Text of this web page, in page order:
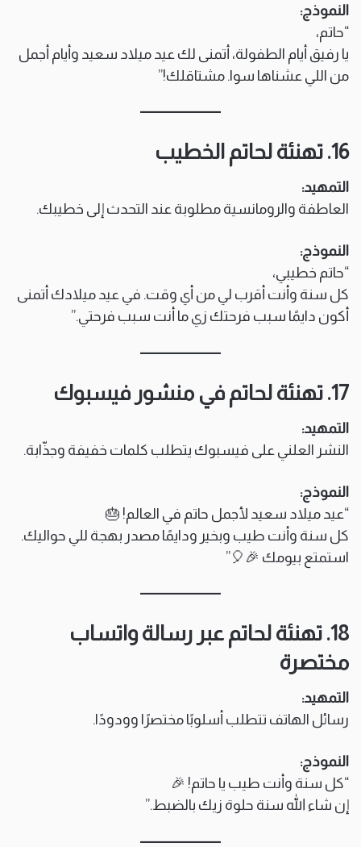
النموذج:
“حاتم،
يا رفيق أيام الطفولة، أتمنى لك عيد ميلاد سعيد وأيام أجمل
من اللي عشناها سوا. مشتاقلك!”
16. تهنئة لحاتم الخطيب
التمهيد:
العاطفة والرومانسية مطلوبة عند التحدث إلى خطيبك.
النموذج:
“حاتم خطيبي،
كل سنة وأنت أقرب لي من أي وقت. في عيد ميلادك أتمنى
أكون دايمًا سبب فرحتك زي ما أنت سبب فرحتي.”
17. تهنئة لحاتم في منشور فيسبوك
التمهيد:
النشر العلني على فيسبوك يتطلب كلمات خفيفة وجذّابة.
النموذج:
“عيد ميلاد سعيد لأجمل حاتم في العالم! 🎂
كل سنة وأنت طيب وبخير ودايمًا مصدر بهجة للي حواليك.
استمتع بيومك 🎉🎈”
18. تهنئة لحاتم عبر رسالة واتساب
مختصرة
التمهيد:
رسائل الهاتف تتطلب أسلوبًا مختصرًا وودودًا.
النموذج:
“كل سنة وأنت طيب يا حاتم! 🎉
إن شاء الله سنة حلوة زيك بالضبط.”